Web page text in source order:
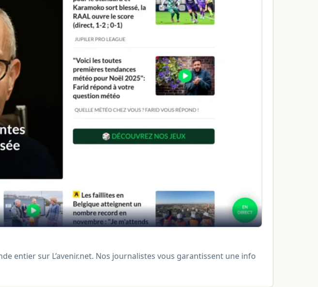
entier sur L’avenir.net. Nos journalistes vous garantissent une info